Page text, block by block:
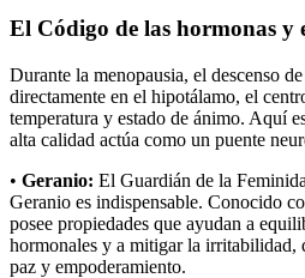
El Código de las hormonas y
Durante la menopausia, el descenso
directamente en el hipotálamo, el
temperatura y estado de ánimo. Aquí
alta calidad actúa como un puente
• Geranio: El Guardián de la
Geranio es indispensable. Conocido
posee propiedades que ayudan a
hormonales y a mitigar la irritabilidad,
paz y empoderamiento.